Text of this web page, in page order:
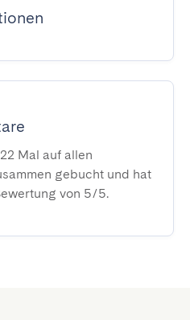
Mal auf allen
gebucht und hat
von 5/5.